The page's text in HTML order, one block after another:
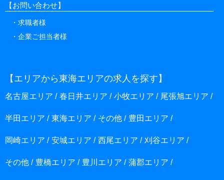
【お問い合わせ】
求職者様
企業ご担当者様
【エリアから東海エリアの求人を探す】
名古屋エリア 春日井エリア 小牧エリア 尾張旭エリア
半田エリア 東海エリア その他 豊田エリア
岡崎エリア 安城エリア 西尾エリア 刈谷エリア
その他 豊橋エリア 豊川エリア 蒲郡エリア